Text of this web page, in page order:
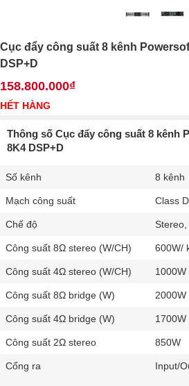
Cục đẩy công suất 8 kênh
DSP+D
158.800.000₫
HẾT HÀNG
Thông số Cục đẩy công suất 8 kênh
8K4 DSP+D
Số kênh 8 kênh
Mạch công suất Class D
Chế độ
Công suất 8Ω stereo (W/CH) 600W/
Công suất 4Ω stereo (W/CH) 1000W
Công suất 8Ω bridge (W) 2000W
Công suất 4Ω bridge (W) 1700W
Công suất 2Ω stereo 850W
Cổng ra Input/